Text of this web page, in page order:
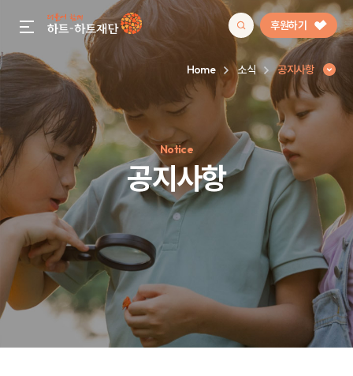
gnb menu open 후원하기
인기 키워드
#정기후원#하트플레이스#캠페인#팬덤후원
Home 소식 공지사항
Notice
공지사항